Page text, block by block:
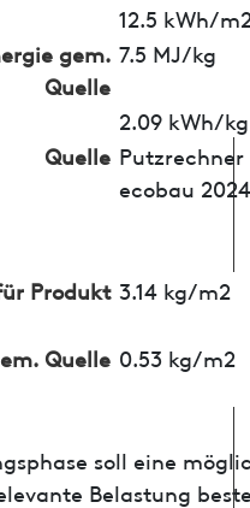
12.5 kWh/
gem.
Quelle
7.5 MJ/kg
2.09 kWh/kg
Quelle Putzrechner
ecobau 2024
Produkt 3.14 kg/m2
Quelle 0.53 kg/m2
soll eine
Belastung